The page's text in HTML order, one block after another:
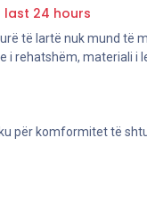
last 24 hours
të lartë nuk mund të
i rehatshëm, materiali i
për komformitet të